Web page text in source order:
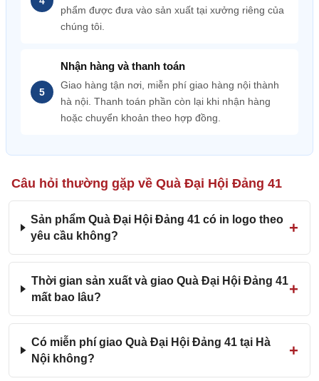
phẩm được đưa vào sản xuất tại xưởng riêng của
chúng tôi.
Nhận hàng và thanh toán
Giao hàng tận nơi, miễn phí giao hàng nội thành
hà nội. Thanh toán phần còn lại khi nhận hàng
hoặc chuyển khoản theo hợp đồng.
Câu hỏi thường gặp về Quà Đại Hội Đảng 41
Sản phẩm Quà Đại Hội Đảng 41 có in logo theo
yêu cầu không?
Thời gian sản xuất và giao Quà Đại Hội Đảng 41
mất bao lâu?
Có miễn phí giao Quà Đại Hội Đảng 41 tại Hà
Nội không?